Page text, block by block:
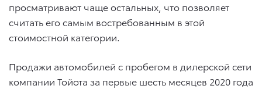
просматривают чаще остальных, что позволяет
считать его самым востребованным в этой
стоимостной категории.
Продажи автомобилей с пробегом в дилерской сети
компании Тойота за первые шесть месяцев 2020 года